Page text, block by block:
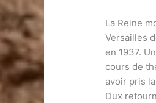
La Reine
Versailles
en 1937.
cours de
avoir pris
Dux